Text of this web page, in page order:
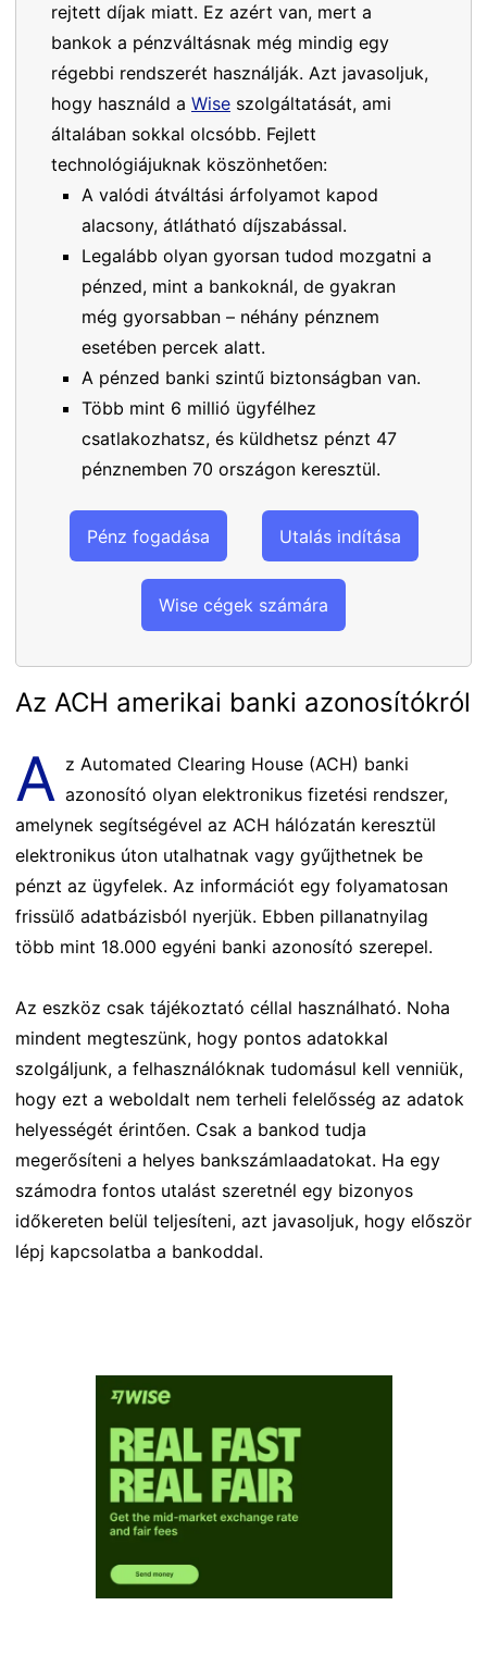
rejtett díjak miatt. Ez azért van, mert a
bankok a pénzváltásnak még mindig egy
régebbi rendszerét használják. Azt javasoljuk,
hogy használd a Wise szolgáltatását, ami
általában sokkal olcsóbb. Fejlett
technológiájuknak köszönhetően:
A valódi átváltási árfolyamot kapod
alacsony, átlátható díjszabással.
Legalább olyan gyorsan tudod mozgatni a
pénzed, mint a bankoknál, de gyakran
még gyorsabban – néhány pénznem
esetében percek alatt.
A pénzed banki szintű biztonságban van.
Több mint 6 millió ügyfélhez
csatlakozhatsz, és küldhetsz pénzt 47
pénznemben 70 országon keresztül.
Pénz fogadása Utalás indítása
Wise cégek számára
Az ACH amerikai banki azonosítókról
A z Automated Clearing House (ACH) banki
azonosító olyan elektronikus fizetési rendszer,
amelynek segítségével az ACH hálózatán keresztül
elektronikus úton utalhatnak vagy gyűjthetnek be
pénzt az ügyfelek. Az információt egy folyamatosan
frissülő adatbázisból nyerjük. Ebben pillanatnyilag
több mint 18.000 egyéni banki azonosító szerepel.
Az eszköz csak tájékoztató céllal használható. Noha
mindent megteszünk, hogy pontos adatokkal
szolgáljunk, a felhasználóknak tudomásul kell venniük,
hogy ezt a weboldalt nem terheli felelősség az adatok
helyességét érintően. Csak a bankod tudja
megerősíteni a helyes bankszámlaadatokat. Ha egy
számodra fontos utalást szeretnél egy bizonyos
időkereten belül teljesíteni, azt javasoljuk, hogy először
lépj kapcsolatba a bankoddal.